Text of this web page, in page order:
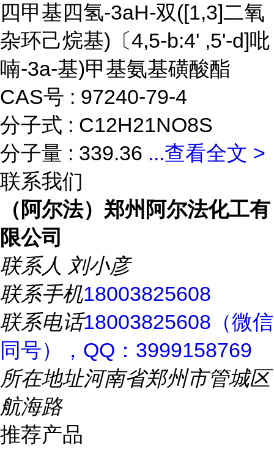
四甲基四氢-3aH-双([1,3]二氧
杂环己烷基)〔4,5-b:4' ,5'-d]吡
喃-3a-基)甲基氨基磺酸酯
CAS号 : 97240-79-4
分子式 : C12H21NO8S
分子量 : 339.36 ...查看全文 >
联系我们
（阿尔法）郑州阿尔法化工有
限公司
联系人 刘小彦
联系手机18003825608
联系电话18003825608（微信
同号），QQ：3999158769
所在地址河南省郑州市管城区
航海路
推荐产品